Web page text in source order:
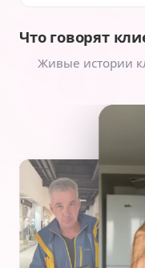
Что говорят
Живые истории